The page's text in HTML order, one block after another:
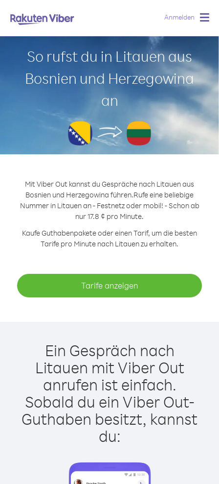
Anmelden
So rufst du in Litauen aus
Bosnien und Herzegowina
an
Mit Viber Out kannst du Gespräche nach Litauen aus
Bosnien und Herzegowina führen.Rufe eine beliebige
Nummer in Litauen an - Festnetz oder mobil! - Schon ab
nur 17.8 ¢ pro Minute.
Kaufe Guthabenpakete oder einen Tarif, um die besten
Tarife pro Minute nach Litauen zu erhalten.
Tarife anzeigen
Ein Gespräch nach
Litauen mit Viber Out
anrufen ist einfach.
Sobald du ein Viber Out-
Guthaben besitzt, kannst
du: